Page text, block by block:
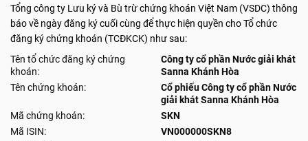
Tổng công ty Lưu ký và Bù trừ chứng khoán Việt Nam (VSDC) thông
báo về ngày đăng ký cuối cùng để thực hiện quyền cho Tổ chức
đăng ký chứng khoán (TCĐKCK) như sau:
Tên tổ chức đăng ký chứng
khoán:
Công ty cổ phần Nước giải khát
Sanna Khánh Hòa
Tên chứng khoán:
Cổ phiếu Công ty cổ phần Nước
giải khát Sanna Khánh Hòa
Mã chứng khoán:
SKN
Mã ISIN:
VN000000SKN8